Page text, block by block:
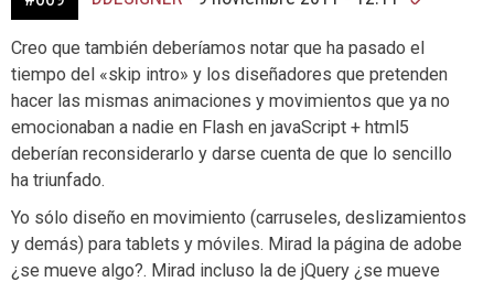
Creo que también deberíamos notar que ha pasado el
tiempo del «skip intro» y los diseñadores que pretenden
hacer las mismas animaciones y movimientos que ya no
emocionaban a nadie en Flash en javaScript + html5
deberían reconsiderarlo y darse cuenta de que lo sencillo
ha triunfado.
Yo sólo diseño en movimiento (carruseles, deslizamientos
y demás) para tablets y móviles. Mirad la página de adobe
¿se mueve algo?. Mirad incluso la de jQuery ¿se mueve